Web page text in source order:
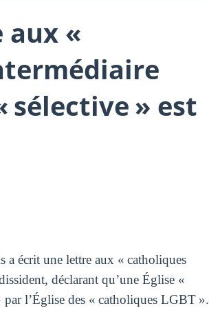
aux «
sélective » est
écrit une lettre aux « catholiques
déclarant qu’une Église «
par l’Église des « catholiques LGBT ».